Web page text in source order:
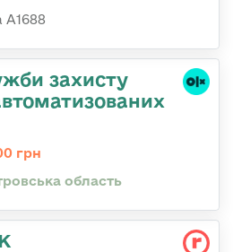
А1688
захисту
грн
область